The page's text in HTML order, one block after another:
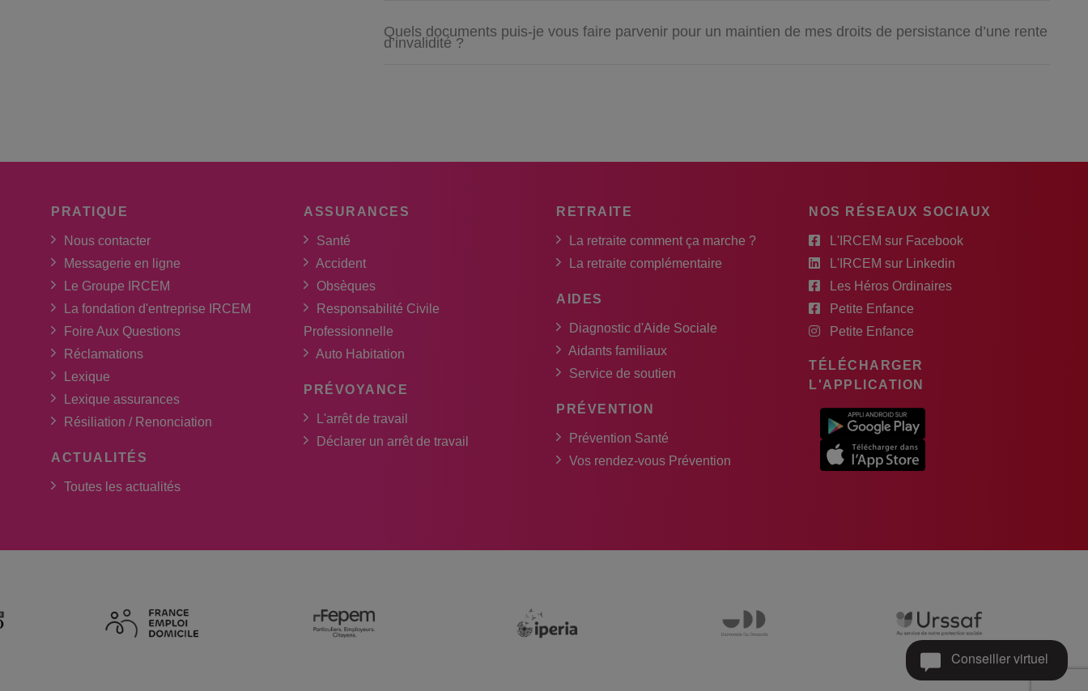
Quels documents puis-je vous faire parvenir pour un maintien de mes droits de persistance d’une rente
d’invalidité ?
PRATIQUE
Nous contacter
Messagerie en ligne
Le Groupe IRCEM
La fondation d'entreprise IRCEM
Foire Aux Questions
Réclamations
Lexique
Lexique assurances
Résiliation / Renonciation
ACTUALITÉS
Toutes les actualités
ASSURANCES
Santé
Accident
Obsèques
Responsabilité Civile
Professionnelle
Auto Habitation
PRÉVOYANCE
L'arrêt de travail
Déclarer un arrêt de travail
RETRAITE
La retraite comment ça marche ?
La retraite complémentaire
AIDES
Diagnostic d'Aide Sociale
Aidants familiaux
Service de soutien
PRÉVENTION
Prévention Santé
Vos rendez-vous Prévention
NOS RÉSEAUX SOCIAUX
L'IRCEM sur Facebook
L'IRCEM sur Linkedin
Les Héros Ordinaires
Petite Enfance
Petite Enfance
TÉLÉCHARGER
L'APPLICATION
Conseiller virtuel